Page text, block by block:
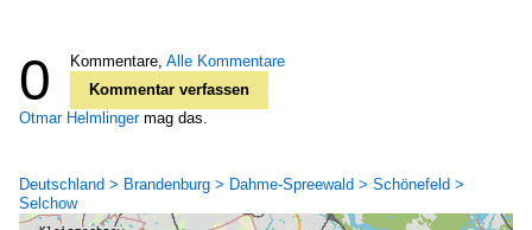
0 Kommentare, Alle Kommentare
Kommentar verfassen
Otmar Helmlingermag das.
Deutschland > Brandenburg > Dahme-Spreewald > Schönefeld >
Selchow